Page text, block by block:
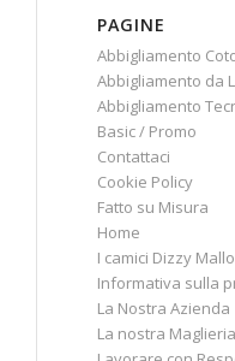
PAGINE
Abbigliamento
Abbigliamento da
Abbigliamento
Basic / Promo
Contattaci
Cookie Policy
Fatto su Misura
Home
I camici Dizzy
Informativa sulla
La Nostra Azienda
La nostra Maglieria